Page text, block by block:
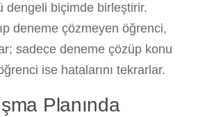
dengeli biçimde birleştirir.
deneme çözmeyen öğrenci,
sadece deneme çözüp konu
ise hatalarını tekrarlar.
Planında